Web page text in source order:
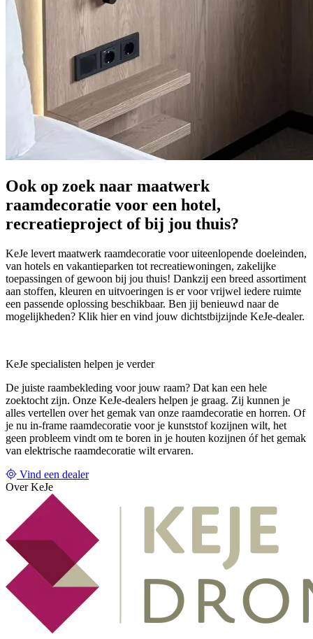
Ook op zoek naar maatwerk
raamdecoratie voor een hotel,
recreatieproject of bij jou thuis?
KeJe levert maatwerk raamdecoratie voor uiteenlopende doeleinden,
van hotels en vakantieparken tot recreatiewoningen, zakelijke
toepassingen of gewoon bij jou thuis! Dankzij een breed assortiment
aan stoffen, kleuren en uitvoeringen is er voor vrijwel iedere ruimte
een passende oplossing beschikbaar. Ben jij benieuwd naar de
mogelijkheden? Klik hier en vind jouw dichtstbijzijnde KeJe-dealer.
KeJe specialisten helpen je verder
De juiste raambekleding voor jouw raam? Dat kan een hele
zoektocht zijn. Onze KeJe-dealers helpen je graag. Zij kunnen je
alles vertellen over het gemak van onze raamdecoratie en horren. Of
je nu in-frame raamdecoratie voor je kunststof kozijnen wilt, het
geen probleem vindt om te boren in je houten kozijnen óf het gemak
van elektrische raamdecoratie wilt ervaren.
Vind een dealer
Over KeJe